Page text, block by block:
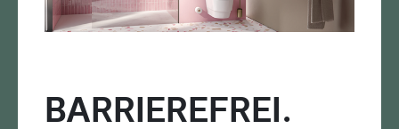
BARRIEREFREI.